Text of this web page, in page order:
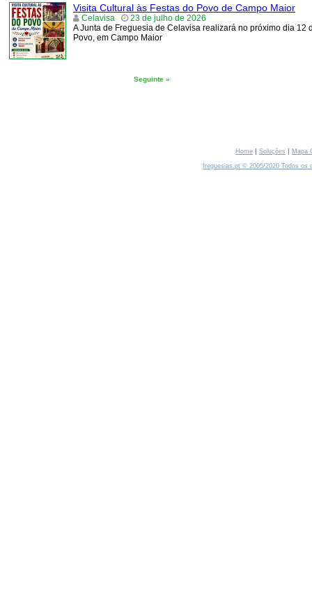
Visita Cultural às Festas do Povo de Campo Maior
Celavisa
23 de julho de 2026
A Junta de Freguesia de Celavisa realizará no próximo dia 12
Povo, em Campo Maior
Seguinte »
Home | Soluções | Mapa
freguesias.pt © 2005/2020 Todos os